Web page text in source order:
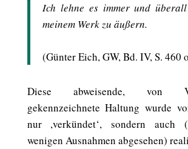
Ich lehne es immer und
meinem Werk zu äußern.
(Günter Eich, GW, Bd. IV, S. 460
Diese abweisende, von
gekennzeichnete Haltung wurde
nur ,verkündet‘, sondern auch
wenigen Ausnahmen abgesehen)